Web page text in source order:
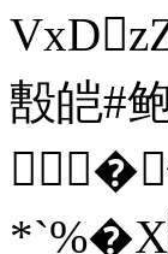
毄皑#
�